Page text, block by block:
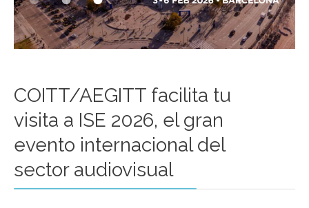
COITT/AEGITT facilita tu
visita a ISE 2026, el gran
evento internacional del
sector audiovisual